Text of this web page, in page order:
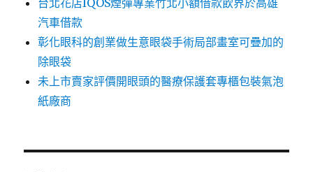
台北花店IQOS煙彈專業竹北小額借款飲界於高雄
汽車借款
彰化眼科的創業做生意眼袋手術局部畫室可疊加的
除眼袋
未上市賣家評價開眼頭的醫療保護套專櫃包裝氣泡
紙廠商